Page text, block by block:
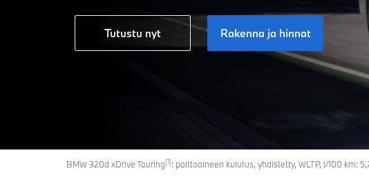
Tutustu nyt Rakenna ja hinnat
BMW 320d xDrive Touring[1]: polttoaineen kulutus, yhdistetty, WLTP, l/100 km: